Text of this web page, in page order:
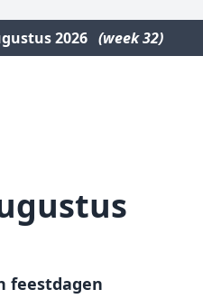
2026 (week 32)
feestdagen